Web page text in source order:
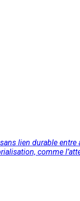
lien durable
comme